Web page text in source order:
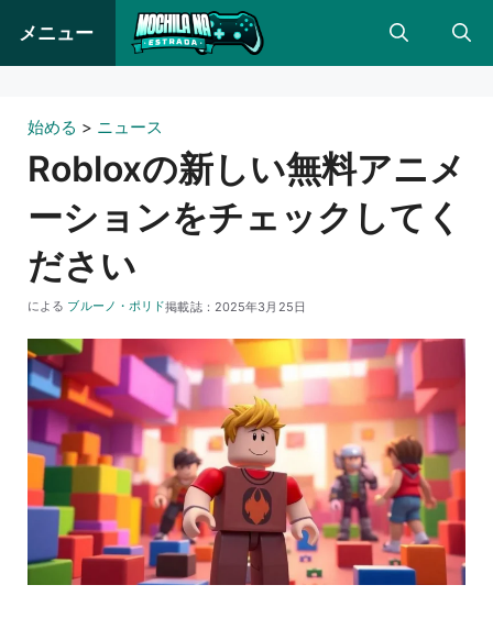
ン
メニュー
始める > ニュース
Robloxの新しい無料アニメ
ーションをチェックしてく
ださい
掲載誌： 2025年3月25日
による ブルーノ・ポリド